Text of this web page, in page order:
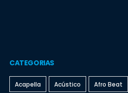
CATEGORIAS
Acapella Acústico Afro Beat